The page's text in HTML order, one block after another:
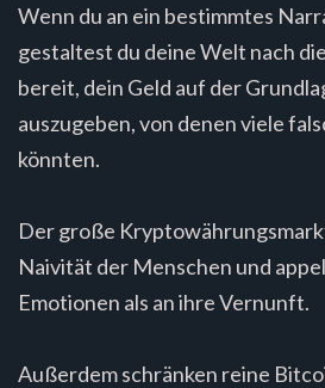
Wenn du an ein bestimmtes
gestaltest du deine Welt nach
bereit, dein Geld auf der
auszugeben, von denen viele
könnten.
Der große
Naivität der Menschen und
Emotionen als an ihre Vernunft.
Außerdem schränken reine